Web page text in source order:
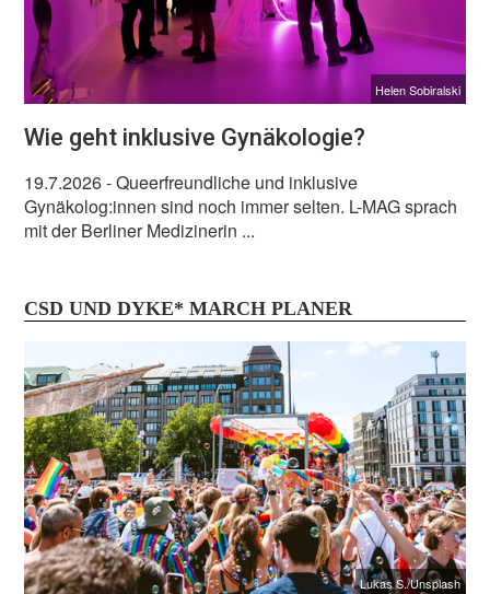
Helen Sobiralski
Wie geht inklusive Gynäkologie?
19.7.2026- Queerfreundliche und inklusive
Gynäkolog:innen sind noch immer selten. L-MAG sprach
mit der Berliner Medizinerin ...
CSD UND DYKE* MARCH PLANER
Lukas S./Unsplash